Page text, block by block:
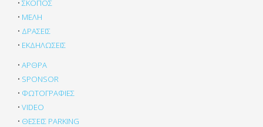
• ΣΚΟΠΟΣ
• ΜΕΛΗ
• ΔΡΑΣΕΙΣ
• ΕΚΔΗΛΩΣΕΙΣ
• ΑΡΘΡΑ
• SPONSOR
• ΦΩΤΟΓΡΑΦΙΕΣ
• VIDEO
• ΘΕΣΕΙΣ PARKING